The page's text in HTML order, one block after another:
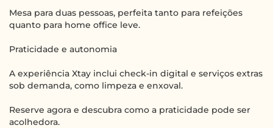
Mesa para duas pessoas, perfeita tanto para refeições
quanto para home office leve.
Praticidade e autonomia
A experiência Xtay inclui check-in digital e serviços extras
sob demanda, como limpeza e enxoval.
Reserve agora e descubra como a praticidade pode ser
acolhedora.